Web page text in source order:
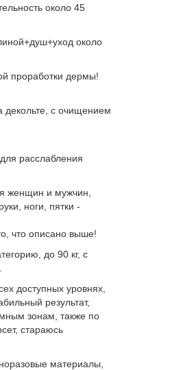
около 45
около
проработки дермы!
декольте, с очищением
расслабления
женщин и мужчин,
ноги, пятки -
что описано выше!
до 90 кг, с
доступных уровнях,
результат,
зонам, также по
стараюсь
материалы,